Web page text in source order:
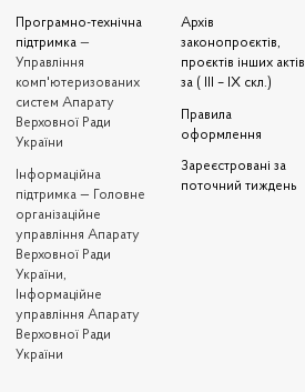
Програмно-технічна
підтримка —
Управління
комп'ютеризованих
систем Апарату
Верховної Ради
України
Iнформаційна
підтримка — Головне
організаційне
управління Апарату
Верховної Ради
України,
Інформаційне
управління Апарату
Верховної Ради
України
Архів
законопроєктів,
проєктів інших актів
за ( III – IX скл.)
Правила
оформлення
Зареєстровані за
поточний тиждень